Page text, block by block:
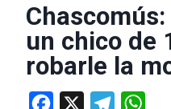
un chico de
robarle la
Facebook Telegram